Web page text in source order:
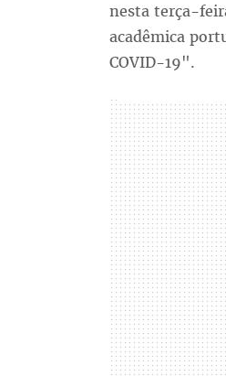
nesta terça-
acadêmica
COVID-19".